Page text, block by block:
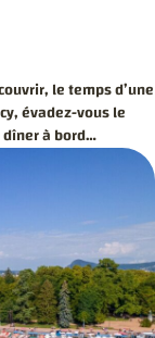
le temps d’une
évadez-vous le
dîner à bord…